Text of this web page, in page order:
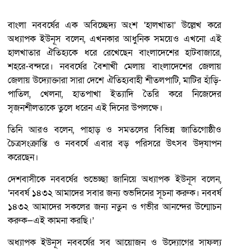
বাংলা নববর্ষের এক অবিচ্ছেদ্য অংশ ‘হালখাতা’ উল্লেখ করে
অধ্যাপক ইউনূস বলেন, এখনকার আধুনিক সময়েও এখনো এই
হালখাতার ঐতিহ্যকে ধরে রেখেছেন বাংলাদেশের হাটবাজারে,
শহরে-বন্দরে। নববর্ষের বৈশাখী মেলায় বাংলাদেশের জেলায়
জেলায় উদ্যোক্তারা সারা দেশে ঐতিহ্যবাহী শীতলপাটি, মাটির হাঁড়ি-
পাতিল, খেলনা, হাতপাখা ইত্যাদি তৈরি করে নিজেদের
সৃজনশীলতাকে তুলে ধরেন এই দিনের উপলক্ষে।
তিনি আরও বলেন, পাহাড় ও সমতলের বিভিন্ন জাতিগোষ্ঠীও
চৈত্রসংক্রান্তি ও নববর্ষে এবার বড় পরিসরে উৎসব উদ্‌যাপন
করেছেন।
দেশবাসীকে নববর্ষের শুভেচ্ছা জানিয়ে অধ্যাপক ইউনূস বলেন,
‘নববর্ষ ১৪৩২ আমাদের সবার জন্য শুভদিনের সূচনা করুক। নববর্ষ
১৪৩২ আমাদের সকলের জন্য নতুন ও গভীর আনন্দের উন্মোচন
করুক—এই কামনা করছি।’
অধ্যাপক ইউনূস নববর্ষের সব আয়োজন ও উদ্যোগের সাফল্য